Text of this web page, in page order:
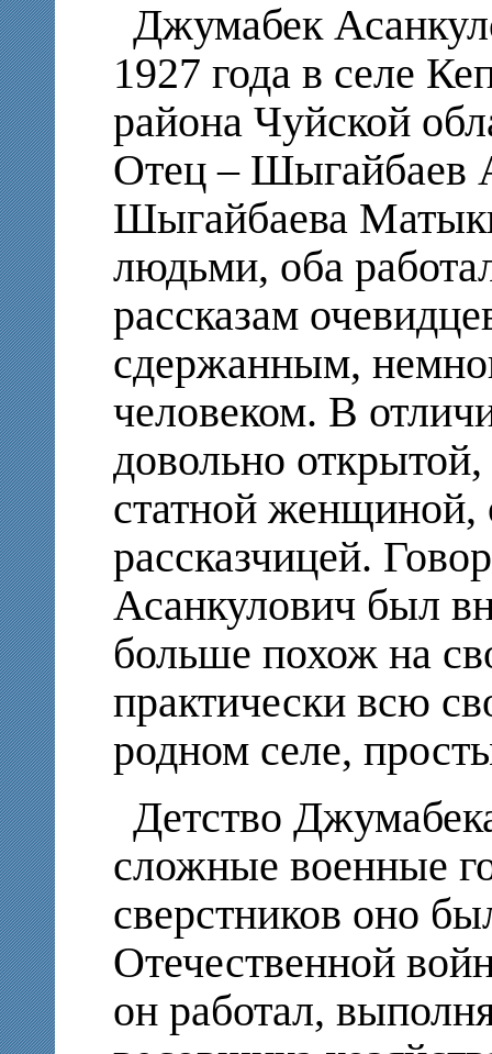
Джумабек
1927 года в селе
района Чуйской
Отец – Шыгайбаев
Шыгайбаева
людьми, оба
рассказам
сдержанным,
человеком. В
довольно
статной
рассказчицей.
Асанкулович был
больше похож на
практически всю
родном селе,
Детство
сложные военные
сверстников оно
Отечественной
он работал,